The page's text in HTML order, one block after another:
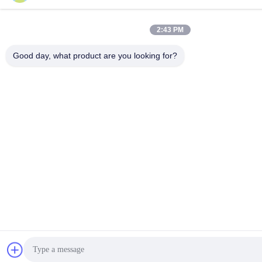
2:43 PM
Good day, what product are you looking for?